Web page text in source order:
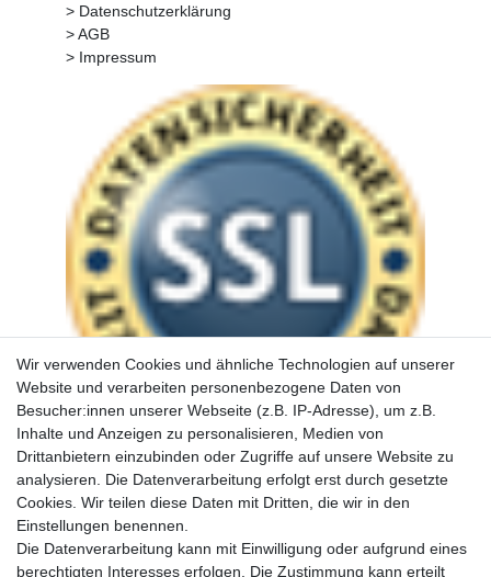
> Datenschutzerklärung
> AGB
> Impressum
Wir verwenden Cookies und ähnliche Technologien auf unserer
Website und verarbeiten personenbezogene Daten von
Besucher:innen unserer Webseite (z.B. IP-Adresse), um z.B.
Inhalte und Anzeigen zu personalisieren, Medien von
Drittanbietern einzubinden oder Zugriffe auf unsere Website zu
analysieren. Die Datenverarbeitung erfolgt erst durch gesetzte
Cookies. Wir teilen diese Daten mit Dritten, die wir in den
Einstellungen benennen.
Die Datenverarbeitung kann mit Einwilligung oder aufgrund eines
berechtigten Interesses erfolgen. Die Zustimmung kann erteilt